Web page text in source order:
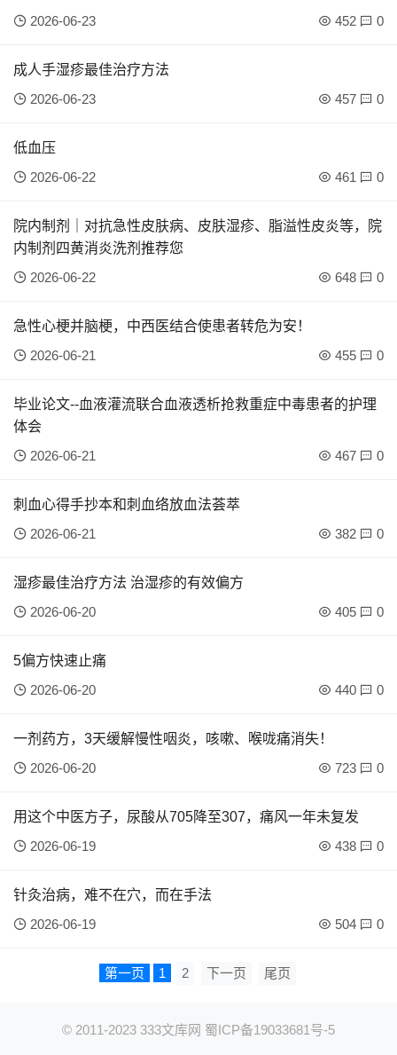
2026-06-23
452 0
成人手湿疹最佳治疗方法
2026-06-23
457 0
低血压
2026-06-22
461 0
院内制剂｜对抗急性皮肤病、皮肤湿疹、脂溢性皮炎等，院
内制剂四黄消炎洗剂推荐您
2026-06-22
648 0
急性心梗并脑梗，中西医结合使患者转危为安！
2026-06-21
455 0
毕业论文--血液灌流联合血液透析抢救重症中毒患者的护理
体会
2026-06-21
467 0
刺血心得手抄本和刺血络放血法荟萃
2026-06-21
382 0
湿疹最佳治疗方法 治湿疹的有效偏方
2026-06-20
405 0
5偏方快速止痛
2026-06-20
440 0
一剂药方，3天缓解慢性咽炎，咳嗽、喉咙痛消失！
2026-06-20
723 0
用这个中医方子，尿酸从705降至307，痛风一年未复发
2026-06-19
438 0
针灸治病，难不在穴，而在手法
2026-06-19
504 0
第一页 1 2 下一页 尾页
© 2011-2023 333文库网 蜀ICP备19033681号-5